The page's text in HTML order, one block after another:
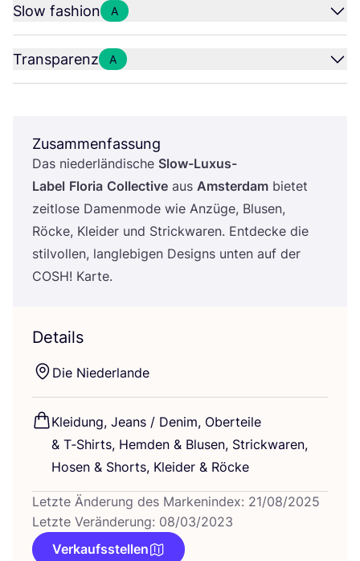
Slow fashion A
Transparenz A
Zusammenfassung
Das nie­der­län­di­sche Slow-Luxus-
Label Flo­ria Coll­ec­ti­ve aus Ams­ter­dam bie­tet
zeit­lo­se Damen­mo­de wie Anzü­ge, Blu­sen,
Röcke, Klei­der und Strick­wa­ren. Ent­de­cke die
stil­vol­len, lang­le­bi­gen Designs unten auf der
COSH! Karte.
Details
Die Nie­der­lan­de
Klei­dung, Jeans / Den­im, Ober­tei­le
& T‑Shirts, Hem­den & Blu­sen, Strick­wa­ren,
Hosen & Shorts, Klei­der & Röcke
Letzte Änderung des Markenindex: 21/08/2025
Letzte Veränderung: 08/03/2023
Verkaufsstellen